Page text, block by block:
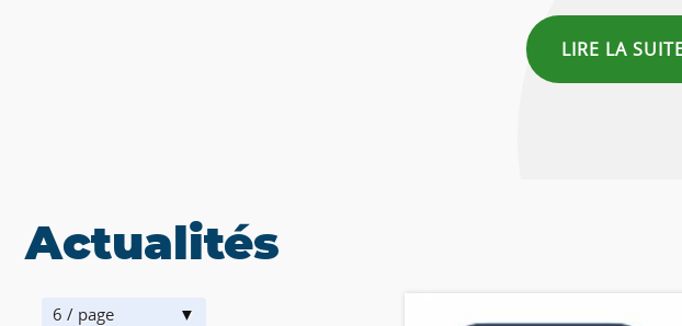
Actualités
6 / page